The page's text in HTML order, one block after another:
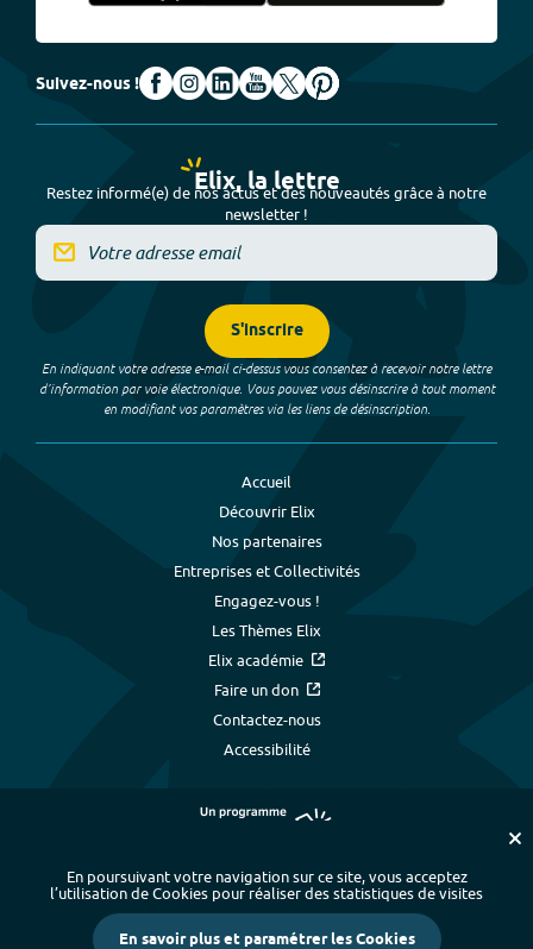
Suivez-nous !
Elix, la lettre
Restez informé(e) de nos actus et des nouveautés grâce à notre
newsletter !
S'inscrire
En indiquant votre adresse e-mail ci-dessus vous consentez à recevoir notre lettre
d’information par voie électronique. Vous pouvez vous désinscrire à tout moment
en modifiant vos paramètres via les liens de désinscription.
Accueil
Découvrir Elix
Nos partenaires
Entreprises et Collectivités
Engagez-vous !
Les Thèmes Elix
Elix académie
Faire un don
Contactez-nous
Accessibilité
Plan du site - Index alphabétique
-
Mentions légales et données personnelles
- Paramétrer les cookies
En poursuivant votre navigation sur ce site, vous acceptez
l’utilisation de Cookies pour réaliser des statistiques de visites
En savoir plus et paramétrer les Cookies